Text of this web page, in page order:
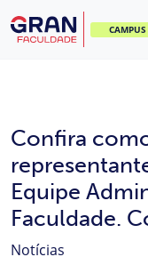
Confira
Equipe
Faculdade.
Notícias